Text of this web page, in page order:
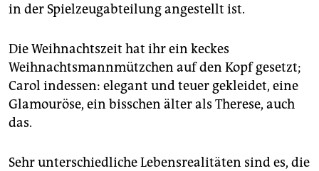
epaper login
in der Spielzeugabteilung angestellt ist.
Die Weihnachtszeit hat ihr ein keckes
Weihnachtsmannmützchen auf den Kopf gesetzt;
Carol indessen: elegant und teuer gekleidet, eine
Glamouröse, ein bisschen älter als Therese, auch
das.
Sehr unterschiedliche Lebensrealitäten sind es, die